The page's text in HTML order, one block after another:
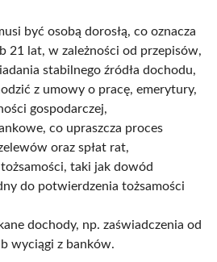
być osobą dorosłą, co oznacza
21 lat, w zależności od przepisów,
stabilnego źródła dochodu,
z umowy o pracę, emerytury,
gospodarczej,
co upraszcza proces
oraz spłat rat,
taki jak dowód
do potwierdzenia tożsamości
dochody, np. zaświadczenia od
wyciągi z banków.